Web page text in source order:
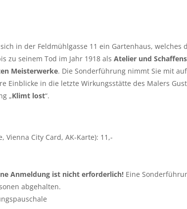
in der Feldmühlgasse 11 ein Gartenhaus, welches
zu seinem Tod im Jahr 1918 als Atelier und
Meisterwerke. Die Sonderführung nimmt Sie mit
Einblicke in die letzte Wirkungsstätte des Malers
„Klimt lost“.
Vienna City Card, AK-Karte): 11,-
Anmeldung ist nicht erforderlich! Eine
abgehalten.